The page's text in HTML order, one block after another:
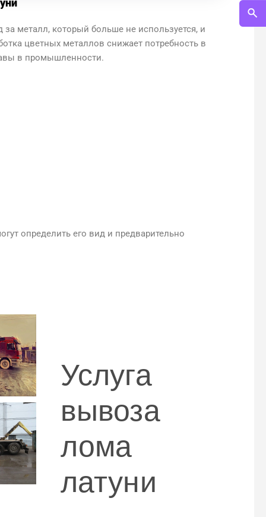
металл, который больше не используется, и
цветных металлов снижает потребность в
в промышленности.
определить его вид и предварительно
Услуга
вывоза
лома
латуни